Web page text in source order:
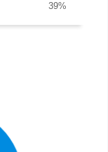
%
39